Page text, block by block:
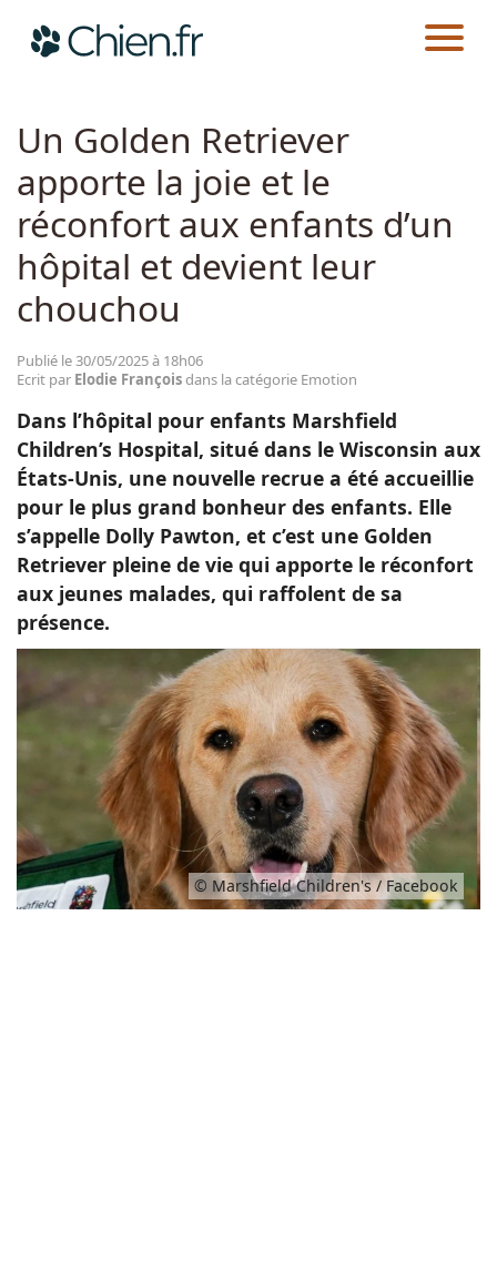
Races
Guides
CHIEN.FR ACTUALITÉS
Un Golden Retriever
apporte la joie et le
réconfort aux enfants d’un
hôpital et devient leur
chouchou
Publié le 30/05/2025 à 18h06
Ecrit par Elodie Françoisdans la catégorie Emotion
Dans l’hôpital pour enfants Marshfield
Children’s Hospital, situé dans le Wisconsin aux
États-Unis, une nouvelle recrue a été accueillie
pour le plus grand bonheur des enfants. Elle
s’appelle Dolly Pawton, et c’est une Golden
Retriever pleine de vie qui apporte le réconfort
aux jeunes malades, qui raffolent de sa
présence.
© Marshfield Children's / Facebook